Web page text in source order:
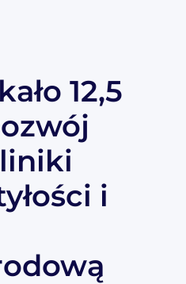
12,5
i